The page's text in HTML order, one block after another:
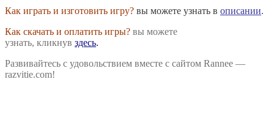
Как играть и изготовить игру? вы можете узнать в описании.
Как скачать и оплатить игры? вы можете
узнать, кликнув здесь.
Развивайтесь с удовольствием вместе с сайтом Rannee —
razvitie.com!